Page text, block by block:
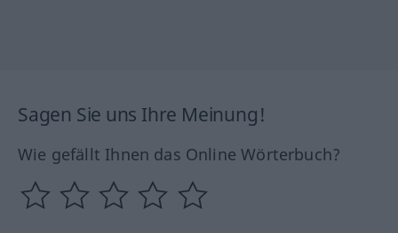
Sagen Sie uns Ihre Meinung!
Wie gefällt Ihnen das Online Wörterbuch?